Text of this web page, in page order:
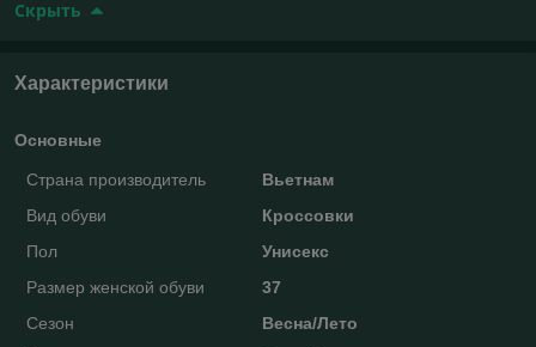
Скрыть
Характеристики
Основные
Страна производитель
Вьетнам
Вид обуви
Кроссовки
Пол
Унисекс
Размер женской обуви
37
Сезон
Весна/Лето